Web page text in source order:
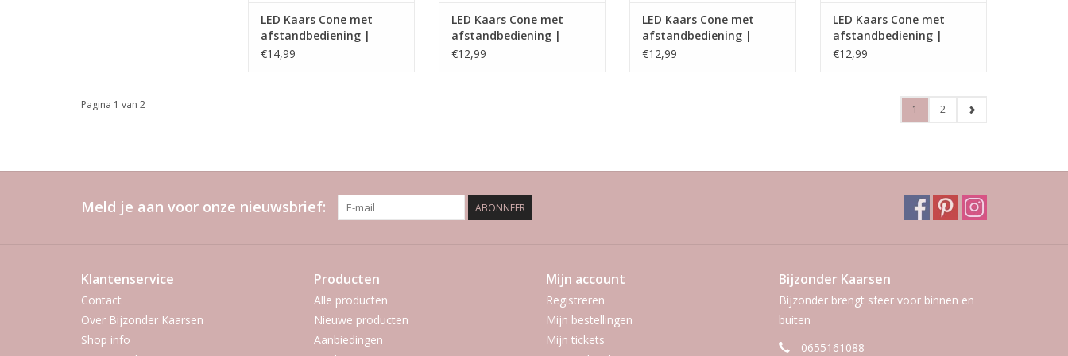
LED Kaars Cone met
afstandbediening |
Greige | L
€14,99
LED Kaars Cone met
afstandbediening |
Greige | M
€12,99
LED Kaars Cone met
afstandbediening |
Goud| M
€12,99
LED Kaars Cone met
afstandbediening |
Zwart | M
€12,99
Pagina 1 van 2 1 2
Meld je aan voor onze nieuwsbrief: ABONNEER
Klantenservice
Contact
Over Bijzonder Kaarsen
Shop info
Producten
Alle producten
Nieuwe producten
Aanbiedingen
Mijn account
Registreren
Mijn bestellingen
Mijn tickets
Bijzonder Kaarsen
Bijzonder brengt sfeer voor binnen en
buiten
0655161088